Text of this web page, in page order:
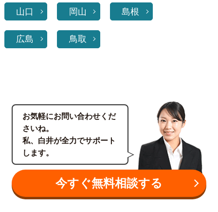
山口 岡山 島根
広島 鳥取
お気軽にお問い合わせくだ
さいね。
私、白井が全力でサポート
します。
今すぐ無料相談する